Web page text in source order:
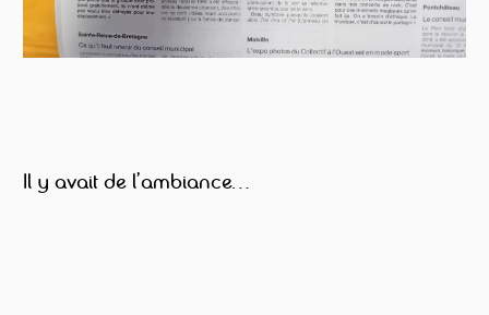
Il y avait de l’ambiance…